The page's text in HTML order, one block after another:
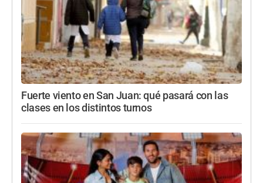
Fuerte viento en San Juan: qué pasará con las
clases en los distintos turnos